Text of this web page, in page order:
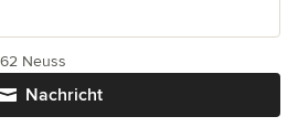
Nachricht
Neuss